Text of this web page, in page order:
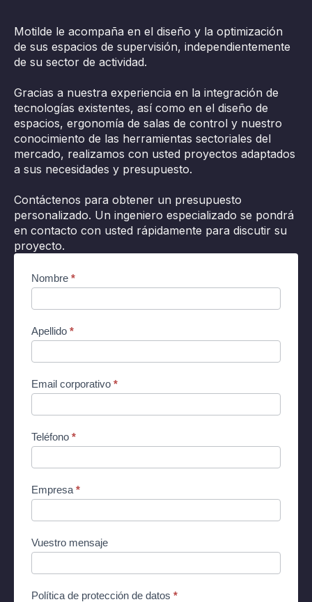
Motilde le acompaña en el diseño y la optimización
de sus espacios de supervisión, independientemente
de su sector de actividad.
Gracias a nuestra experiencia en la integración de
tecnologías existentes, así como en el diseño de
espacios, ergonomía de salas de control y nuestro
conocimiento de las herramientas sectoriales del
mercado, realizamos con usted proyectos adaptados
a sus necesidades y presupuesto.
Contáctenos para obtener un presupuesto
personalizado. Un ingeniero especializado se pondrá
en contacto con usted rápidamente para discutir su
proyecto.
Contact
(ES) -
Nombre *
Apellido *
Email corporativo *
Teléfono *
Empresa *
Vuestro mensaje
Política de protección de datos *